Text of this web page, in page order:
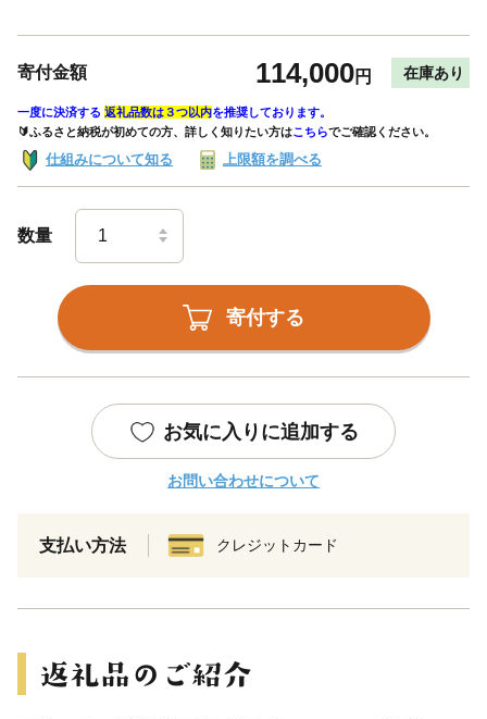
寄付金額 114,000円 在庫あり
一度に決済する 返礼品数は３つ以内を推奨しております。
🔰ふるさと納税が初めての方、詳しく知りたい方はこちらでご確認ください。
仕組みについて知る 上限額を調べる
数量
寄付する
お気に入りに追加する
お問い合わせについて
支払い方法 クレジットカード